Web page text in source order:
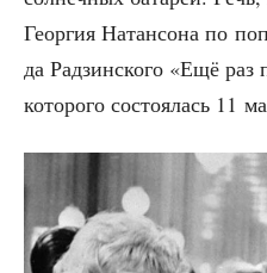
Геор­гия Натан­со­на по
да Рад­зин­ско­го «Ещё
кото­ро­го состо­я­лась 11